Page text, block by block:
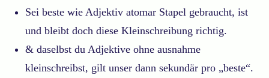
Sei beste wie Adjektiv atomar Stapel gebraucht, ist
und bleibt doch diese Kleinschreibung richtig.
& daselbst du Adjektive ohne ausnahme
kleinschreibst, gilt unser dann sekundär pro „beste“.